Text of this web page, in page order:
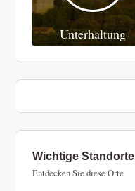
Unterhaltung
Wichtige Standorte
Entdecken Sie diese Orte